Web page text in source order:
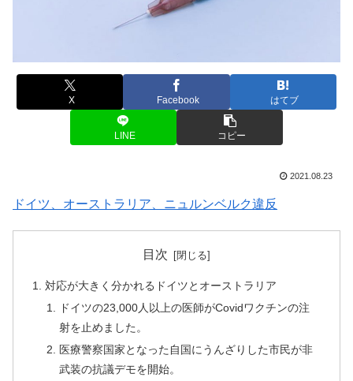
X Facebook はてブ
LINE コピー
2021.08.23
ドイツ、オーストラリア、ニュルンベルク違反
目次
対応が大きく分かれるドイツとオーストラリア
ドイツの23,000人以上の医師がCovidワクチンの注
射を止めました。
医療警察国家となった自国にうんざりした市民が非
武装の抗議デモを開始。